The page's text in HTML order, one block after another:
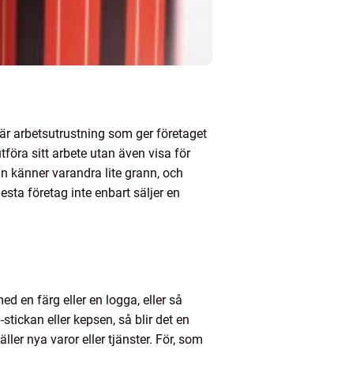
arbetsutrustning som ger företaget
sitt arbete utan även visa för
känner varandra lite grann, och
företag inte enbart säljer en
en färg eller en logga, eller så
eller kepsen, så blir det en
nya varor eller tjänster. För, som